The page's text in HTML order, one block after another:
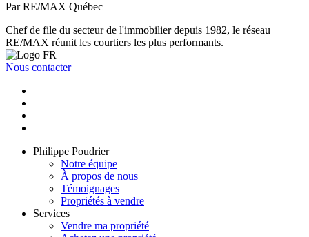
Par RE/MAX Québec
Chef de file du secteur de l'immobilier depuis 1982, le réseau
RE/MAX réunit les courtiers les plus performants.
Nous contacter
Philippe Poudrier
Notre équipe
À propos de nous
Témoignages
Propriétés à vendre
Services
Vendre ma propriété